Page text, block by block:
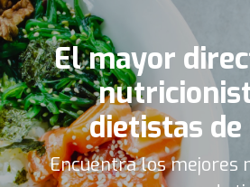
El mayor
dietistas de
Encuentra los mejores